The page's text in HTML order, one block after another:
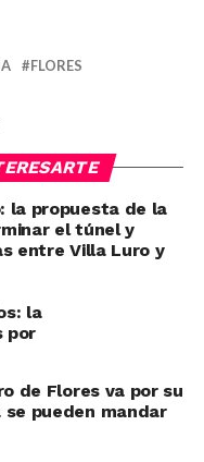
FLORES
la propuesta de la
el túnel y
entre Villa Luro y
la
por
de Flores va por su
se pueden mandar